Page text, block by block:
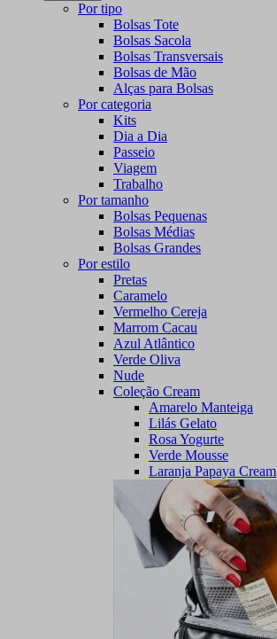
Por tipo
Bolsas Tote
Bolsas Sacola
Bolsas Transversais
Bolsas de Mão
Alças para Bolsas
Por categoria
Kits
Dia a Dia
Passeio
Viagem
Trabalho
Por tamanho
Bolsas Pequenas
Bolsas Médias
Bolsas Grandes
Por estilo
Pretas
Caramelo
Vermelho Cereja
Marrom Cacau
Azul Atlântico
Verde Oliva
Nude
Coleção Cream
Amarelo Manteiga
Lilás Gelato
Rosa Yogurte
Verde Mousse
Laranja Papaya Cream